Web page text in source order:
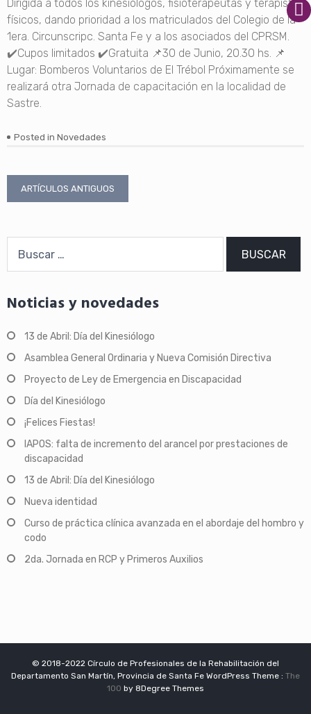
Dirigida a todos los kinesiólogos, fisioterapeutas y terapistas
físicos, dando prioridad a los matriculados del Colegio de la
1era. Circunscripc. Santa Fe y a los asociados del CPRSM.
✔️Cupos limitados ✔️Gratuita 📌30 de Junio, 20.30 hs. 📌
Lugar: Bomberos Voluntarios de El Trébol Próximamente se
realizará otra Jornada de capacitación en la localidad de
Sastre.
Posted in Novedades
Navegación
entradas
ARTÍCULOS ANTIGUOS
Noticias y novedades
13 de Abril: Día del Kinesiólogo
Asamblea General Ordinaria y Nueva Comisión Directiva
Proyecto de Ley de Emergencia en Discapacidad
Día del Kinesiólogo
¡Felices Fiestas!
IAPOS: falta de incremento del arancel por prestaciones de
discapacidad
13 de Abril: Día del Kinesiólogo
Nueva identidad
Curso de práctica clínica avanzada en el abordaje del hombro y
codo
2da. Jornada en RCP y Primeros Auxilios
© 2018-2022 Círculo de Profesionales de la Rehabilitación del
Departamento San Martín, Provincia de Santa Fe WordPress Theme : The
100 by 8Degree Themes